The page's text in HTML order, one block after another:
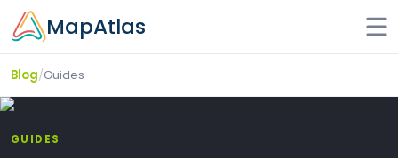
Skip to main content
MapAtlas
Blog/Guides
GUIDES